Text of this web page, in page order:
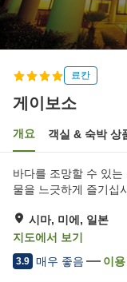
료칸
게이보소
개요 객실 & 숙박 상
바다를 조망할 수 있
물을 느긋하게 즐기십
시마, 미에, 일본
지도에서 보기
3.9 매우 좋음 이용